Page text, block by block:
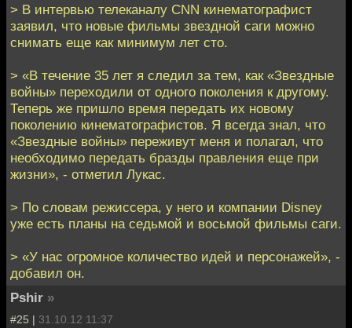
> В интервью телеканалу CNN кинематографист
заявил, что новые фильмы звездной саги можно
снимать еще как минимум лет сто.
> «В течение 35 лет я следил за тем, как «Звездные
войны» переходили от одного поколения к другому.
Теперь же пришло время передать их новому
поколению кинематографистов. Я всегда знал, что
«Звездные войны» переживут меня и полагал, что
необходимо передать бразды правления еще при
жизни», - отметил Лукас.
> По словам режиссера, у него и компании Disney
уже есть планы на седьмой и восьмой фильмы саги.
> «У нас огромное количество идей и персонажей», -
добавил он.
Pshir »
#25 | 31.10.12 11:37